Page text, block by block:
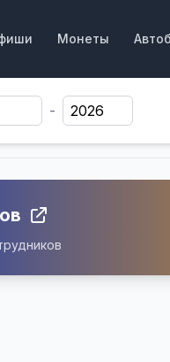
Монеты
-